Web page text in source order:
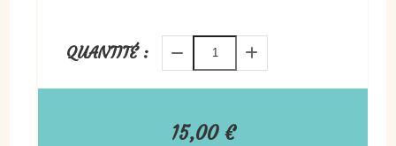
15,00€
QUANTITÉ :